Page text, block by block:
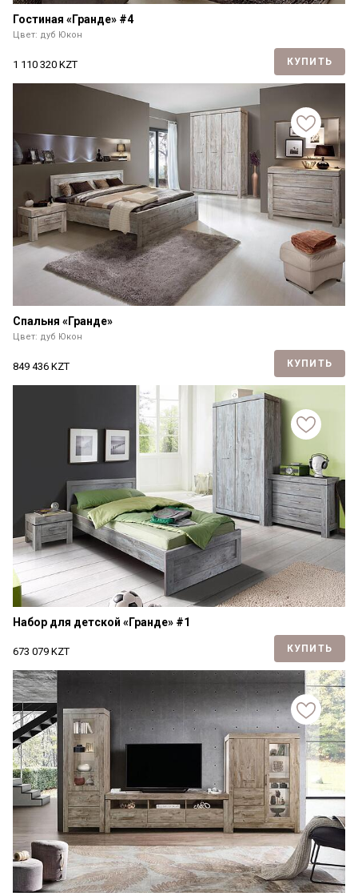
Гостиная «Гранде» #4
Цвет: дуб Юкон
1 110 320 KZT КУПИТЬ
Спальня «Гранде»
Цвет: дуб Юкон
849 436 KZT КУПИТЬ
Набор для детской «Гранде» #1
673 079 KZT КУПИТЬ